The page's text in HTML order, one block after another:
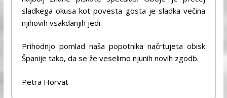
sladkega okusa kot povesta gosta je sladka večina
njihovih vsakdanjih jedi.
Prihodnjo pomlad naša popotnika načrtujeta obisk
Španije tako, da se že veselimo njunih novih zgodb.
Petra Horvat